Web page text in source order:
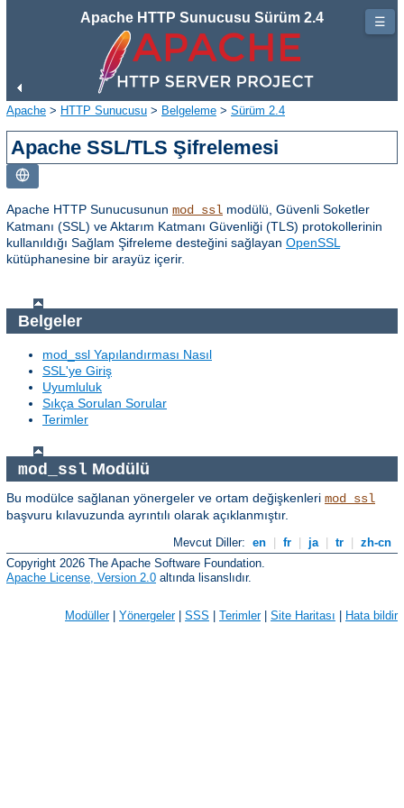
Apache HTTP Sunucusu Sürüm 2.4
Apache > HTTP Sunucusu > Belgeleme > Sürüm 2.4
Apache SSL/TLS Şifrelemesi
Apache HTTP Sunucusunun mod_ssl modülü, Güvenli Soketler
Katmanı (SSL) ve Aktarım Katmanı Güvenliği (TLS) protokollerinin
kullanıldığı Sağlam Şifreleme desteğini sağlayan OpenSSL
kütüphanesine bir arayüz içerir.
Belgeler
mod_ssl Yapılandırması Nasıl
SSL'ye Giriş
Uyumluluk
Sıkça Sorulan Sorular
Terimler
mod_ssl Modülü
Bu modülce sağlanan yönergeler ve ortam değişkenleri mod_ssl
başvuru kılavuzunda ayrıntılı olarak açıklanmıştır.
Mevcut Diller: en fr ja tr
zh-cn
Copyright 2026 The Apache Software Foundation.
Apache License, Version 2.0 altında lisanslıdır.
Modüller| Yönergeler| SSS | Terimler| Site Haritası | Hata bildir
☰